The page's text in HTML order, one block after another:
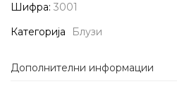
Шифра: 3001
Категорија
Блузи
Дополнителни информации